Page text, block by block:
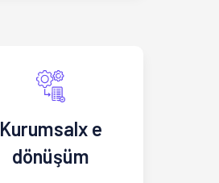
Kurumsalx e
dönüşüm